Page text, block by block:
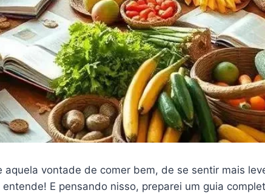
aquela vontade de comer bem, de se sentir mais
E pensando nisso, preparei um guia